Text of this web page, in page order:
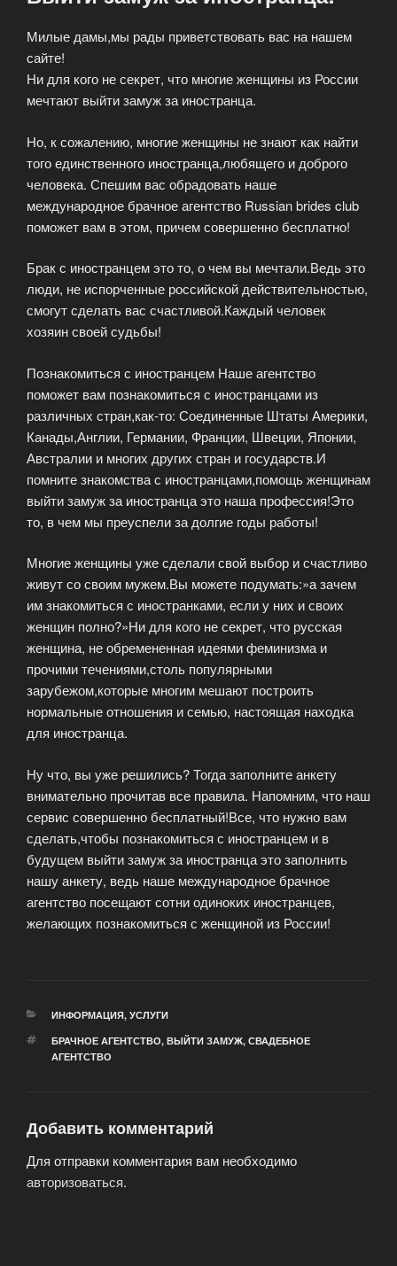
Милые дамы,мы рады приветствовать вас на нашем
сайте!
Ни для кого не секрет, что многие женщины из России
мечтают выйти замуж за иностранца.
Но, к сожалению, многие женщины не знают как найти
того единственного иностранца,любящего и доброго
человека. Спешим вас обрадовать наше
международное брачное агентство Russian brides club
поможет вам в этом, причем совершенно бесплатно!
Брак с иностранцем это то, о чем вы мечтали.Ведь это
люди, не испорченные российской действительностью,
смогут сделать вас счастливой.Каждый человек
хозяин своей судьбы!
Познакомиться с иностранцем Наше агентство
поможет вам познакомиться с иностранцами из
различных стран,как-то: Соединенные Штаты Америки,
Канады,Англии, Германии, Франции, Швеции, Японии,
Австралии и многих других стран и государств.И
помните знакомства с иностранцами,помощь женщинам
выйти замуж за иностранца это наша профессия!Это
то, в чем мы преуспели за долгие годы работы!
Многие женщины уже сделали свой выбор и счастливо
живут со своим мужем.Вы можете подумать:»а зачем
им знакомиться с иностранками, если у них и своих
женщин полно?»Ни для кого не секрет, что русская
женщина, не обремененная идеями феминизма и
прочими течениями,столь популярными
зарубежом,которые многим мешают построить
нормальные отношения и семью, настоящая находка
для иностранца.
Ну что, вы уже решились? Тогда заполните анкету
внимательно прочитав все правила. Напомним, что наш
сервис совершенно бесплатный!Все, что нужно вам
сделать,чтобы познакомиться с иностранцем и в
будущем выйти замуж за иностранца это заполнить
нашу анкету, ведь наше международное брачное
агентство посещают сотни одиноких иностранцев,
желающих познакомиться с женщиной из России!
РУБРИКИ
ИНФОРМАЦИЯ, УСЛУГИ
МЕТКИ
БРАЧНОЕ АГЕНТСТВО, ВЫЙТИ ЗАМУЖ, СВАДЕБНОЕ
АГЕНТСТВО
Добавить комментарий
Для отправки комментария вам необходимо
авторизоваться.